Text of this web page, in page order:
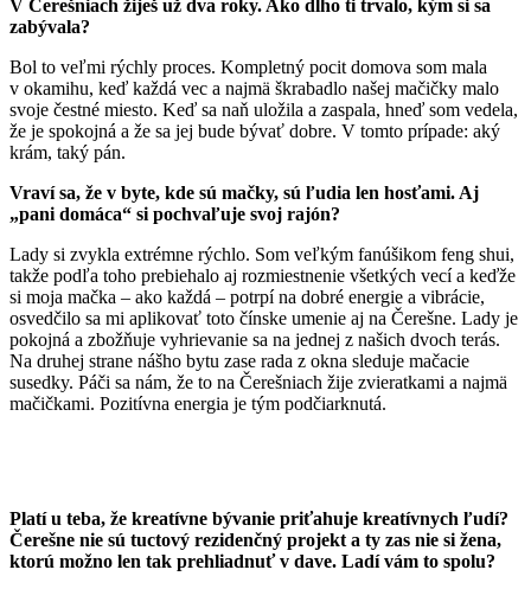
V Čerešniach žiješ už dva roky. Ako dlho ti trvalo, kým si sa
zabývala?
Bol to veľmi rýchly proces. Kompletný pocit domova som mala
v okamihu, keď každá vec a najmä škrabadlo našej mačičky malo
svoje čestné miesto. Keď sa naň uložila a zaspala, hneď som vedela,
že je spokojná a že sa jej bude bývať dobre. V tomto prípade: aký
krám, taký pán.
Vraví sa, že v byte, kde sú mačky, sú ľudia len hosťami. Aj
„pani domáca“ si pochvaľuje svoj rajón?
Lady si zvykla extrémne rýchlo. Som veľkým fanúšikom feng shui,
takže podľa toho prebiehalo aj rozmiestnenie všetkých vecí a keďže
si moja mačka – ako každá – potrpí na dobré energie a vibrácie,
osvedčilo sa mi aplikovať toto čínske umenie aj na Čerešne. Lady je
pokojná a zbožňuje vyhrievanie sa na jednej z našich dvoch terás.
Na druhej strane nášho bytu zase rada z okna sleduje mačacie
susedky. Páči sa nám, že to na Čerešniach žije zvieratkami a najmä
mačičkami. Pozitívna energia je tým podčiarknutá.
Platí u teba, že kreatívne bývanie priťahuje kreatívnych ľudí?
Čerešne nie sú tuctový rezidenčný projekt a ty zas nie si žena,
ktorú možno len tak prehliadnuť v dave. Ladí vám to spolu?